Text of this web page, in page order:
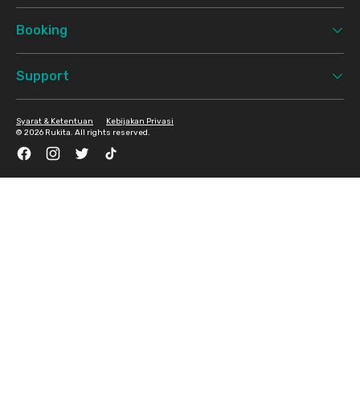
Booking
Support
© 2026 Rukita. All rights reserved.
Syarat & Ketentuan Kebijakan Privasi
FacebookInstagramTwitter TikTok